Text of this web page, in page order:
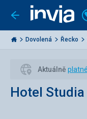
Jít
zpět
Invia.cz
Dovolená Řecko
Aktuálně
Hotel